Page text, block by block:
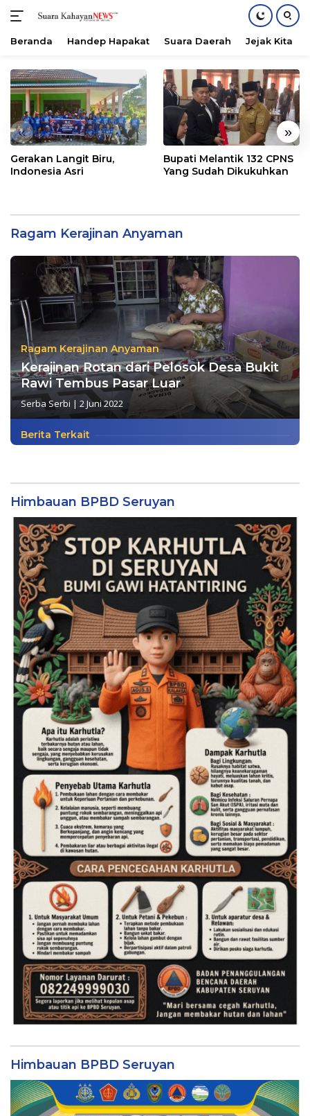
konten
Beranda Handep Hapakat Suara Daerah Jejak Kita
« »
Gerakan Langit Biru,
Indonesia Asri
Bupati Melantik 132 CPNS
Yang Sudah Dikukuhkan
Ragam Kerajinan Anyaman
Ragam Kerajinan Anyaman
Kerajinan Rotan dari Pelosok Desa Bukit
Rawi Tembus Pasar Luar
Serba Serbi | 2 Juni 2022
Berita Terkait
Himbauan BPBD Seruyan
Himbauan BPBD Seruyan